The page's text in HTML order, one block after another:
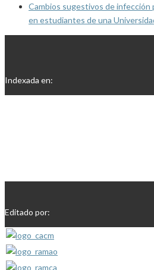
Cambios sugestivos de infección
en estudiantes de una
Indexada en:
Editado por: